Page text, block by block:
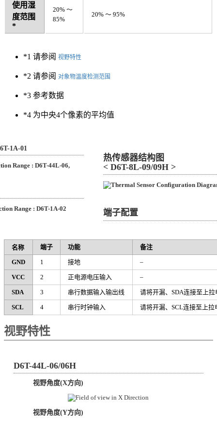
使用湿
度范围
*
20% ～
85%
20% ～ 95%
*1 请参阅 视野特性
*2 请参阅 对象物温度检测范围
*3 参考数据
*4 为中央4个像素的平均值
1A-01
热传感器结构图
< D6T-8L-09/09H >
端子配置
名称 端子 功能 备注
GND 1 接地 –
VCC 2 正电源电压输入 –
SDA 3 串行数据输入输出线 请将开漏、SDA连接至上拉
SCL 4 串行时钟输入 请将开漏、SCL连接至上拉
视野特性
D6T-44L-06/06H
视野角度(X方向)
视野角度(Y方向)